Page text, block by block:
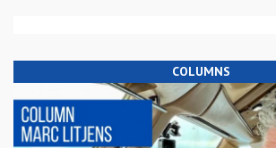
COLUMNS